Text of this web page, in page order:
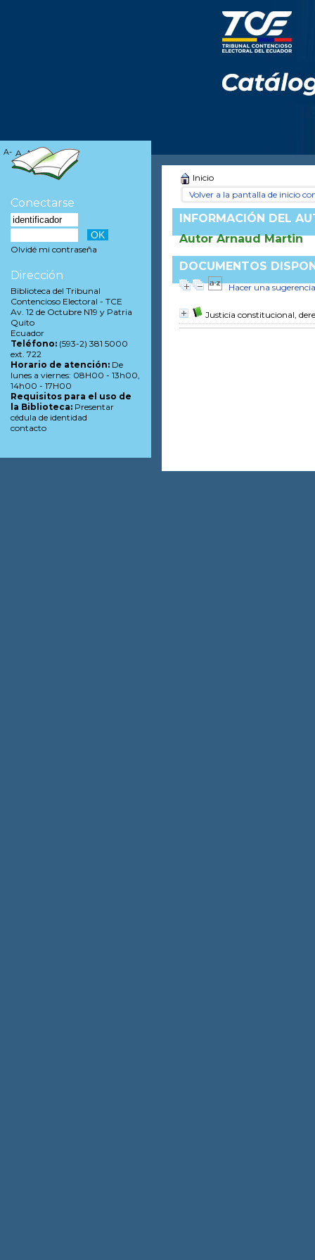
Inicio
Volver a la pantalla de inicio
INFORMACIÓN DEL
Autor Arnaud Martin
DOCUMENTOS
Hacer una sugerencia
Justicia constitucional,
A- A A+
Conectarse
Olvidé mi contraseña
Dirección
Biblioteca del Tribunal
Contencioso Electoral - TCE
Av. 12 de Octubre N19 y Patria
Quito
Ecuador
Teléfono: (593-2) 381 5000
ext. 722
Horario de atención: De
lunes a viernes: 08H00 - 13h00,
14h00 - 17H00
Requisitos para el uso de
la Biblioteca: Presentar
cédula de identidad
contacto